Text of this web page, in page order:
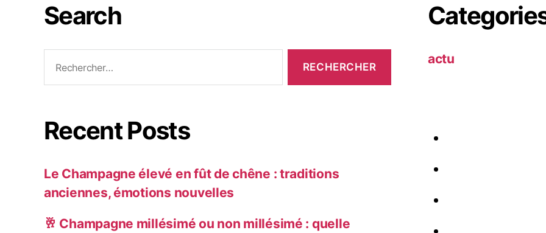
Search
Recent Posts
Le Champagne élevé en fût de chêne : traditions
anciennes, émotions nouvelles
🥂 Champagne millésimé ou non millésimé : quelle
actu